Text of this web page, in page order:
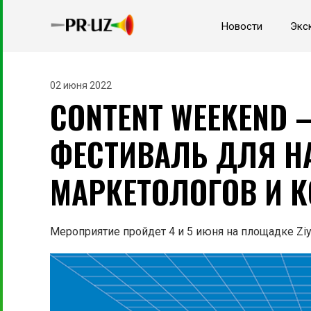
Новости
02 июня 2022
CONTENT
ФЕСТИВАЛЬ ДЛЯ
МАРКЕТОЛОГОВ И
Мероприятие пройдет 4 и 5 июня на площадке